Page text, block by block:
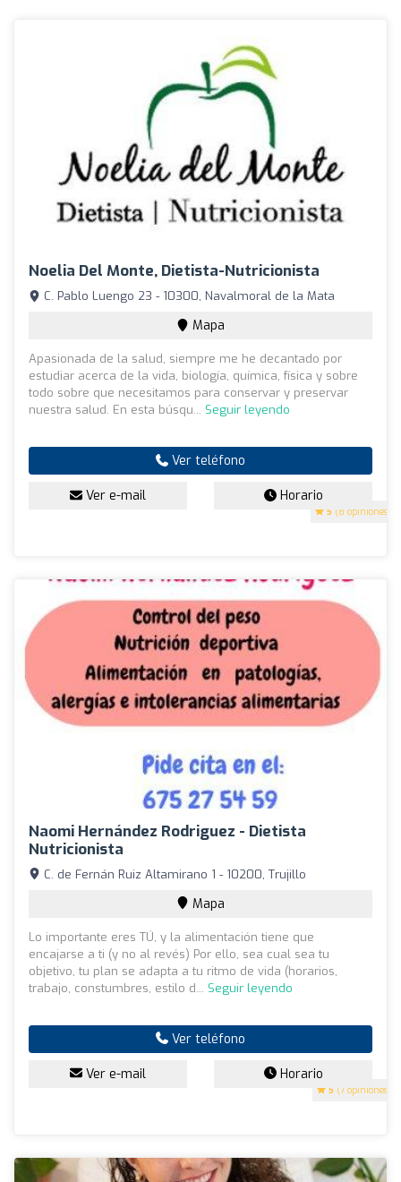
Noelia Del Monte, Dietista-Nutricionista
5 (8 opiniones)
C. Pablo Luengo 23 - 10300, Navalmoral de la Mata
Mapa
Apasionada de la salud, siempre me he decantado por
estudiar acerca de la vida, biología, química, física y sobre
todo sobre que necesitamos para conservar y preservar
nuestra salud. En esta búsqu... Seguir leyendo
Ver teléfono
Ver e-mail Horario
Naomi Hernández Rodriguez - Dietista
Nutricionista
5 (7 opiniones)
C. de Fernán Ruiz Altamirano 1 - 10200, Trujillo
Mapa
Lo importante eres TÚ, y la alimentación tiene que
encajarse a ti (y no al revés) Por ello, sea cual sea tu
objetivo, tu plan se adapta a tu ritmo de vida (horarios,
trabajo, constumbres, estilo d... Seguir leyendo
Ver teléfono
Ver e-mail Horario